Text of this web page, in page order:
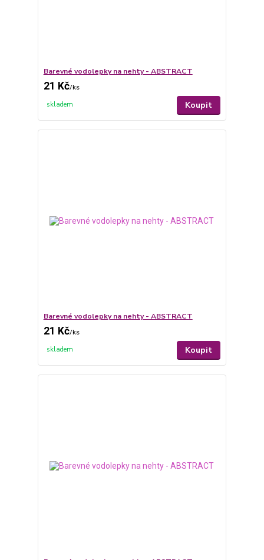
Barevné vodolepky na nehty - ABSTRACT
21 Kč/ks
skladem Koupit
Barevné vodolepky na nehty - ABSTRACT
21 Kč/ks
skladem Koupit